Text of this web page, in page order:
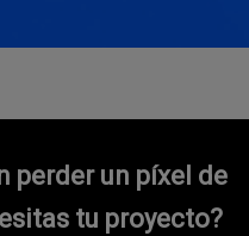
perder un píxel de
tu proyecto?